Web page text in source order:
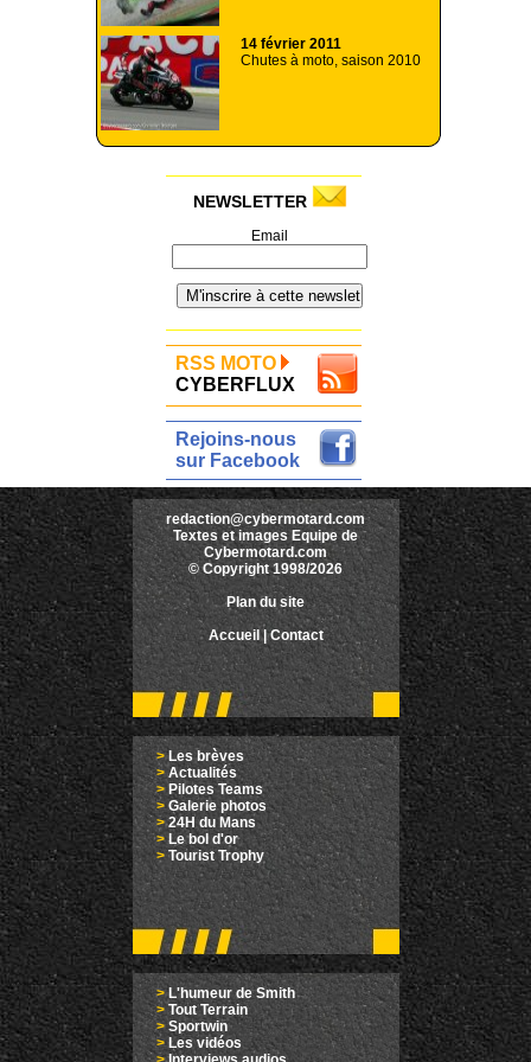
14 février 2011
Chutes à moto, saison 2010
NEWSLETTER
Email
RSS MOTO
CYBERFLUX
Rejoins-nous
sur Facebook
redaction@cybermotard.com
Textes et images Equipe de
Cybermotard.com
© Copyright 1998/2026
Plan du site
Accueil |Contact
>Les brèves
> Actualités
> Pilotes Teams
>Galerie photos
>24H du Mans
>Le bol d'or
> Tourist Trophy
>L'humeur de Smith
> Tout Terrain
> Sportwin
> Les vidéos